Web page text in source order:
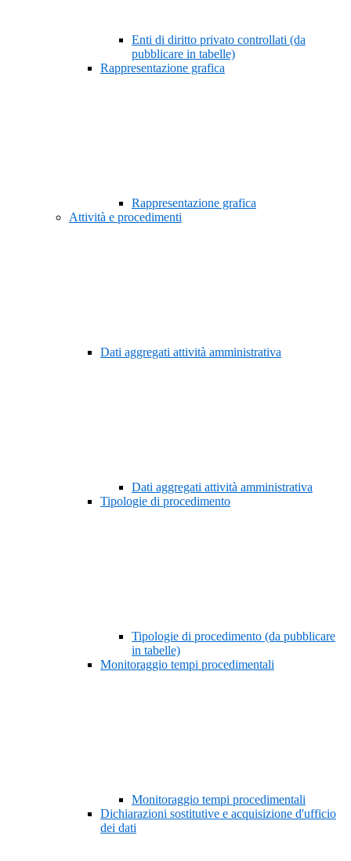
Enti di diritto privato controllati (da
pubblicare in tabelle)
Rappresentazione grafica
Rappresentazione grafica
Attività e procedimenti
Dati aggregati attività amministrativa
Dati aggregati attività amministrativa
Tipologie di procedimento
Tipologie di procedimento (da pubblicare
in tabelle)
Monitoraggio tempi procedimentali
Monitoraggio tempi procedimentali
Dichiarazioni sostitutive e acquisizione d'ufficio
dei dati